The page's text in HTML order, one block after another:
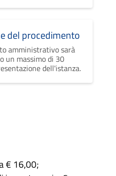
del procedimento
amministrativo sarà
un massimo di 30
dell'istanza.
€ 16,00;